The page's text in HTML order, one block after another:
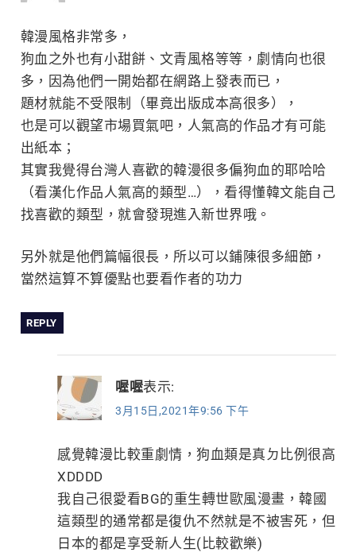
韓漫風格非常多，
狗血之外也有小甜餅、文青風格等等，劇情向也很
多，因為他們一開始都在網路上發表而已，
題材就能不受限制（畢竟出版成本高很多），
也是可以觀望市場買氣吧，人氣高的作品才有可能
出紙本；
其實我覺得台灣人喜歡的韓漫很多偏狗血的耶哈哈
（看漢化作品人氣高的類型…），看得懂韓文能自己
找喜歡的類型，就會發現進入新世界哦。
另外就是他們篇幅很長，所以可以鋪陳很多細節，
當然這算不算優點也要看作者的功力
REPLY
喔喔表示:
3月15日,2021年9:56 下午
感覺韓漫比較重劇情，狗血類是真ㄉ比例很高
XDDDD
我自己很愛看BG的重生轉世歐風漫畫，韓國
這類型的通常都是復仇不然就是不被害死，但
日本的都是享受新人生(比較歡樂)